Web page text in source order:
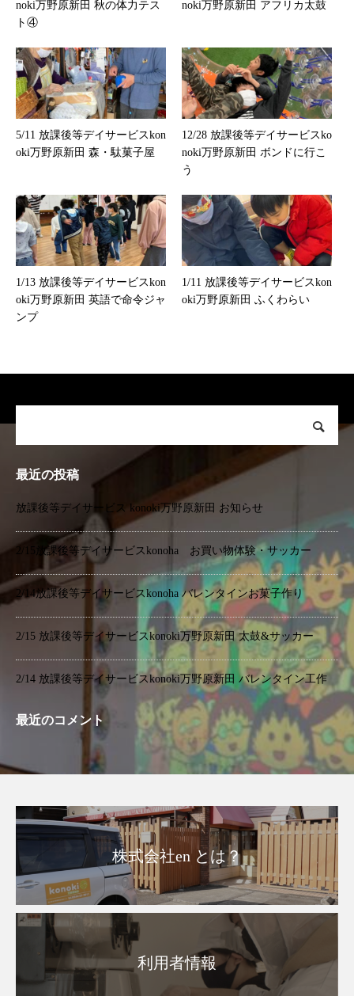
noki万野原新田 秋の体力テス
ト④
noki万野原新田 アフリカ太鼓
5/11 放課後等デイサービスkon
oki万野原新田 森・駄菓子屋
12/28 放課後等デイサービスko
noki万野原新田 ボンドに行こ
う
1/13 放課後等デイサービスkon
oki万野原新田 英語で命令ジャ
ンプ
1/11 放課後等デイサービスkon
oki万野原新田 ふくわらい
最近の投稿
放課後等デイサービス konoki万野原新田 お知らせ
2/15放課後等デイサービスkonoha お買い物体験・サッカー
2/14放課後等デイサービスkonoha バレンタインお菓子作り
2/15 放課後等デイサービスkonoki万野原新田 太鼓&サッカー
2/14 放課後等デイサービスkonoki万野原新田 バレンタイン工作
最近のコメント
株式会社en とは？
利用者情報